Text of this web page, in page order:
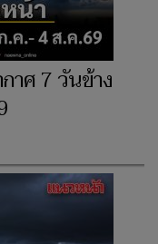
าศ 7 วันข้าง